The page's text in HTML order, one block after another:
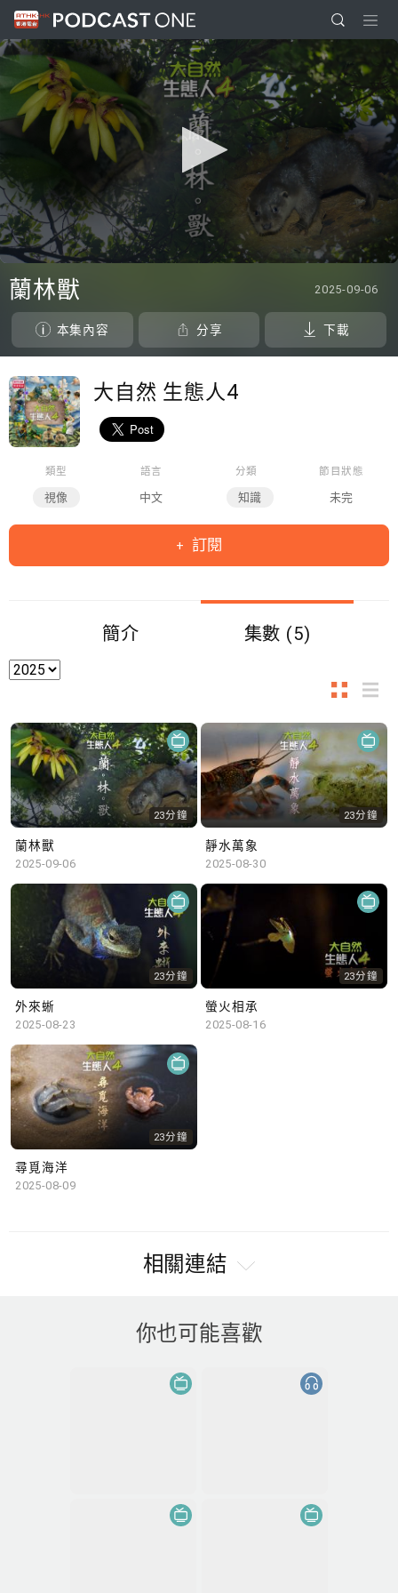
seconds
of
seconds
蘭林獸 2025-09-06
本集內容 分享 下載
大自然 生態人4
類型
視像
語言
中文
分類
知識
節目狀態
未完
訂閱
簡介 集數 (5)
23分鐘
蘭林獸
2025-09-06
23分鐘
靜水萬象
2025-08-30
23分鐘
外來蜥
2025-08-23
23分鐘
螢火相承
2025-08-16
23分鐘
尋覓海洋
2025-08-09
相關連結
你也可能喜歡